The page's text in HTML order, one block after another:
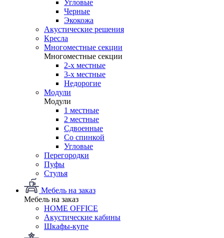
Угловые
Черные
Экокожа
Акустические решения
Кресла
Многоместные секции
Многоместные секции
2-х местные
3-х местные
Недорогие
Модули
Модули
1 местные
2 местные
Сдвоенные
Со спинкой
Угловые
Перегородки
Пуфы
Стулья
Мебель на заказ
Мебель на заказ
HOME OFFICE
Акустические кабины
Шкафы-купе